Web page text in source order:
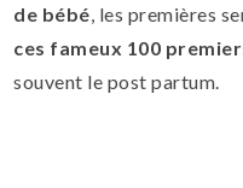
de bébé, les premières
ces fameux 100
souvent le post partum.